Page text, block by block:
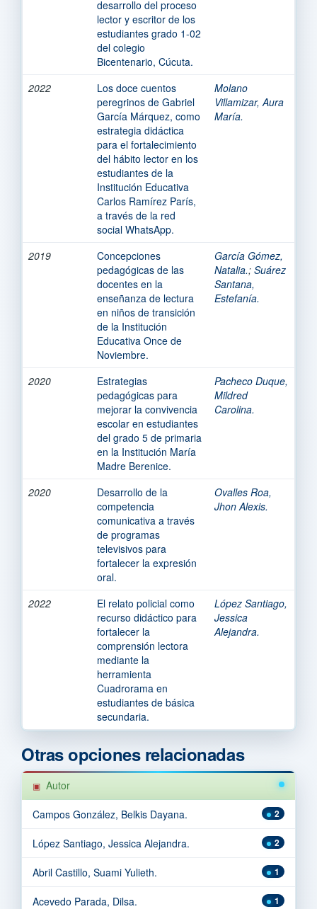
desarrollo del proceso
lector y escritor de los
estudiantes grado 1-02
del colegio
Bicentenario, Cúcuta.
2022
Los doce cuentos
peregrinos de Gabriel
García Márquez, como
estrategia didáctica
para el fortalecimiento
del hábito lector en los
estudiantes de la
Institución Educativa
Carlos Ramírez París,
a través de la red
social WhatsApp.
Molano
Villamizar, Aura
María.
2019
Concepciones
pedagógicas de las
docentes en la
enseñanza de lectura
en niños de transición
de la Institución
Educativa Once de
Noviembre.
García Gómez,
Natalia.; Suárez
Santana,
Estefanía.
2020
Estrategias
pedagógicas para
mejorar la convivencia
escolar en estudiantes
del grado 5 de primaria
en la Institución María
Madre Berenice.
Pacheco Duque,
Mildred
Carolina.
2020
Desarrollo de la
competencia
comunicativa a través
de programas
televisivos para
fortalecer la expresión
oral.
Ovalles Roa,
Jhon Alexis.
2022
El relato policial como
recurso didáctico para
fortalecer la
comprensión lectora
mediante la
herramienta
Cuadrorama en
estudiantes de básica
secundaria.
López Santiago,
Jessica
Alejandra.
Otras opciones relacionadas
Autor
2
Campos González, Belkis Dayana.
2
López Santiago, Jessica Alejandra.
1
Abril Castillo, Suami Yulieth.
1
Acevedo Parada, Dilsa.